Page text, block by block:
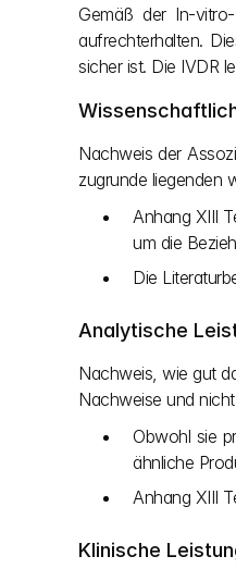
Gemäß der In-
aufrechterhalten.
sicher ist. Die IVDR
Nachweis der
zugrunde liegenden
Anhang XIII
um die
Die
Analytische
Nachweis, wie gut
Nachweise und
Obwohl sie
ähnliche
Anhang XIII
Klinische